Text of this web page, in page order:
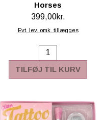
Horses
399,00kr.
Evt. lev. omk. tillægges
TILFØJ TIL KURV